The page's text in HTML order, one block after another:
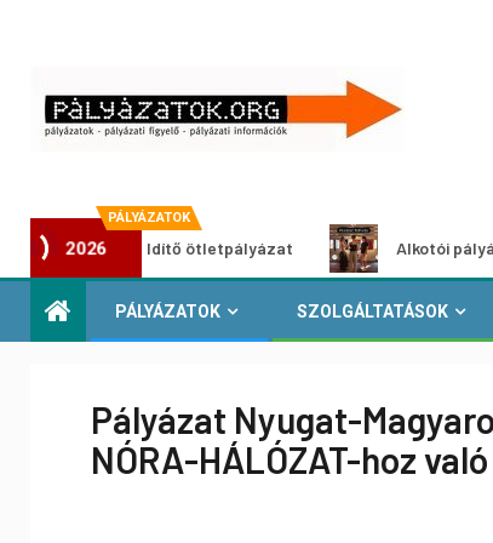
PÁLYÁZATOK
2026ötletpályázat Alkotói pályázat
PÁLYÁZATOK SZOLGÁLTATÁSOK
Pályázat Nyugat-
NÓRA-HÁLÓZAT-hoz